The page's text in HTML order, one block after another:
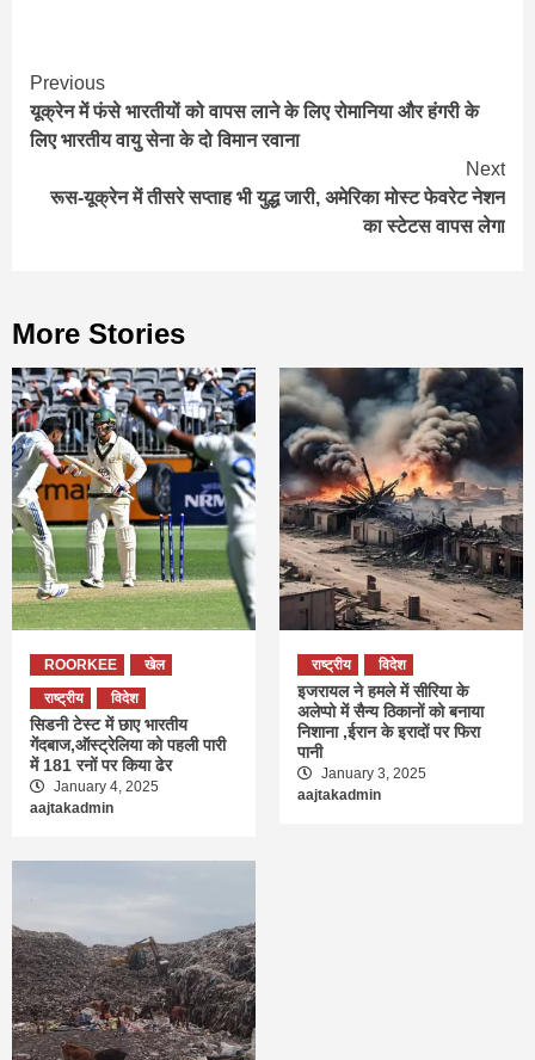
Continue
Reading
Previous
यूक्रेन में फंसे भारतीयों को वापस लाने के लिए रोमानिया और हंगरी के
लिए भारतीय वायु सेना के दो विमान रवाना
Next
रूस-यूक्रेन में तीसरे सप्ताह भी युद्ध जारी, अमेरिका मोस्ट फेवरेट नेशन
का स्टेटस वापस लेगा
More Stories
ROORKEE
खेल
राष्ट्रीय
विदेश
सिडनी टेस्ट में छाए भारतीय
गेंदबाज,ऑस्ट्रेलिया को पहली पारी
में 181 रनों पर किया ढेर
January 4, 2025
aajtakadmin
राष्ट्रीय विदेश
इजरायल ने हमले में सीरिया के
अलेप्पो में सैन्य ठिकानों को बनाया
निशाना ,ईरान के इरादों पर फिरा
पानी
January 3, 2025
aajtakadmin